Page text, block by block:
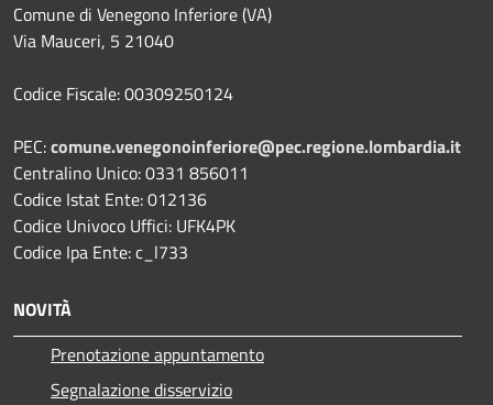
Comune di Venegono Inferiore (VA)
Via Mauceri, 5 21040
Codice Fiscale: 00309250124
PEC:comune.venegonoinferiore@pec.regione.lombardia.it
Centralino Unico: 0331 856011
Codice Istat Ente: 012136
Codice Univoco Uffici: UFK4PK
Codice Ipa Ente: c_l733
NOVITÀ
Prenotazione appuntamento
Segnalazione disservizio